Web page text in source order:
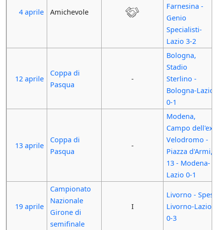
4 aprile Amichevole
Farnesina -
Genio
Specialisti-
Lazio 3-2
12 aprile
Coppa di
Pasqua
-
Bologna,
Stadio
Sterlino -
Bologna-Lazio
0-1
13 aprile
Coppa di
Pasqua
-
Modena,
Campo dell'ex
Velodromo -
Piazza d'Armi,
13 - Modena-
Lazio 0-1
19 aprile
Campionato
Nazionale
Girone di
semifinale
I
Livorno - Spes
Livorno-Lazio
0-3